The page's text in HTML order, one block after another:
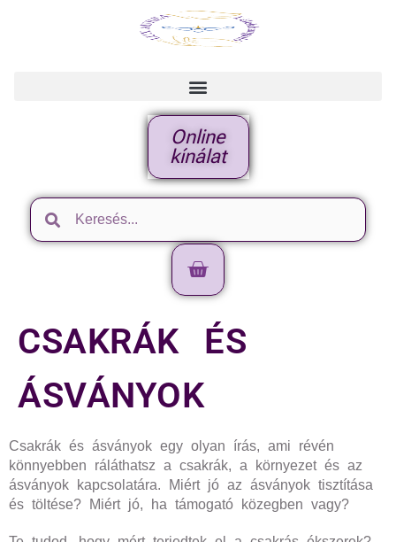
Online
kínálat
CSAKRÁK ÉS
ÁSVÁNYOK
Csakrák és ásványok egy olyan írás, ami révén
könnyebben ráláthatsz a csakrák, a környezet és az
ásványok kapcsolatára. Miért jó az ásványok tisztítása
és töltése? Miért jó, ha támogató közegben vagy?